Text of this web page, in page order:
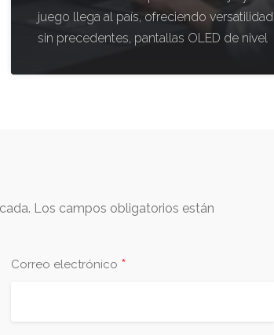
juego llega al país, ofreciendo versatilidad
sin precedentes, pantallas OLED de nivel
Los campos obligatorios están
Correo electrónico *